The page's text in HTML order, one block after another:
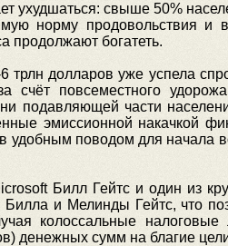
ухудшаться: свыше 50%
норму продовольствия и
продолжают богатеть.
долларов уже успела
повсеместного
подавляющей части
эмиссионной накачкой
поводом для начала
Билл Гейтс и один из
и Мелинды Гейтс, что
колоссальные
денежных сумм на благие